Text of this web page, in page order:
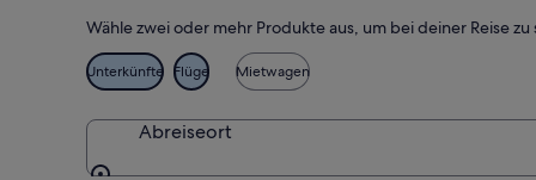
Wähle zwei oder mehr Produkte aus, um bei deiner Reise zu
Unterkünfte Flüge Mietwagen
Abreiseort